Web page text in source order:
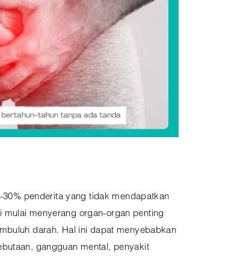
penderita yang tidak mendapatkan
menyerang organ-organ penting
darah. Hal ini dapat menyebabkan
gangguan mental, penyakit